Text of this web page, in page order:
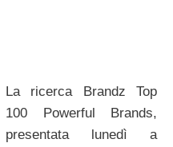
La ricerca Brandz Top
100 Powerful Brands,
presentata lunedì a